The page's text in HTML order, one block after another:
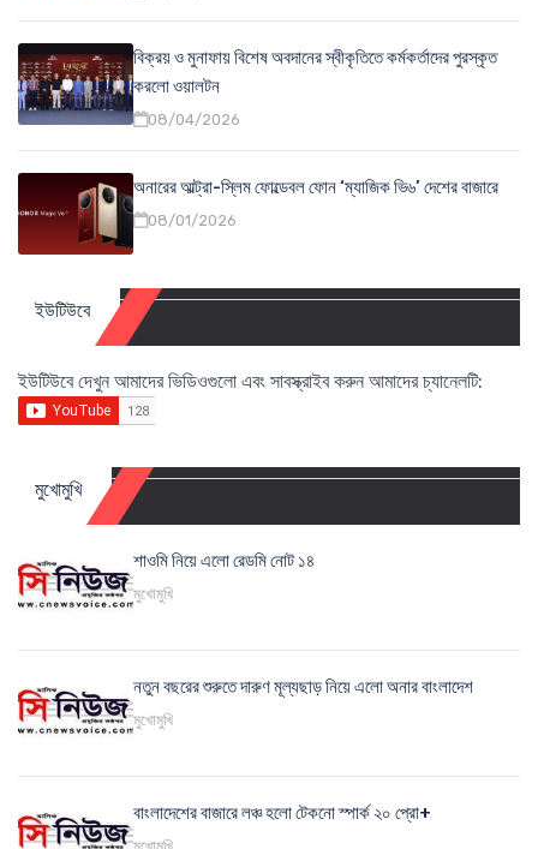
বিক্রয় ও মুনাফায় বিশেষ অবদানের স্বীকৃতিতে কর্মকর্তাদের পুরস্কৃত
করলো ওয়ালটন
08/04/2026
অনারের আল্ট্রা-স্লিম ফোল্ডেবল ফোন ‘ম্যাজিক ভি৬’ দেশের বাজারে
08/01/2026
ইউটিউবে
ইউটিউবে দেখুন আমাদের ভিডিওগুলো এবং সাবস্ক্রাইব করুন আমাদের চ্যানেলটি:
মুখোমুখি
শাওমি নিয়ে এলো রেডমি নোট ১৪
মুখোমুখি
নতুন বছরের শুরুতে দারুণ মূল্যছাড় নিয়ে এলো অনার বাংলাদেশ
মুখোমুখি
বাংলাদেশের বাজারে লঞ্চ হলো টেকনো স্পার্ক ২০ প্রো+